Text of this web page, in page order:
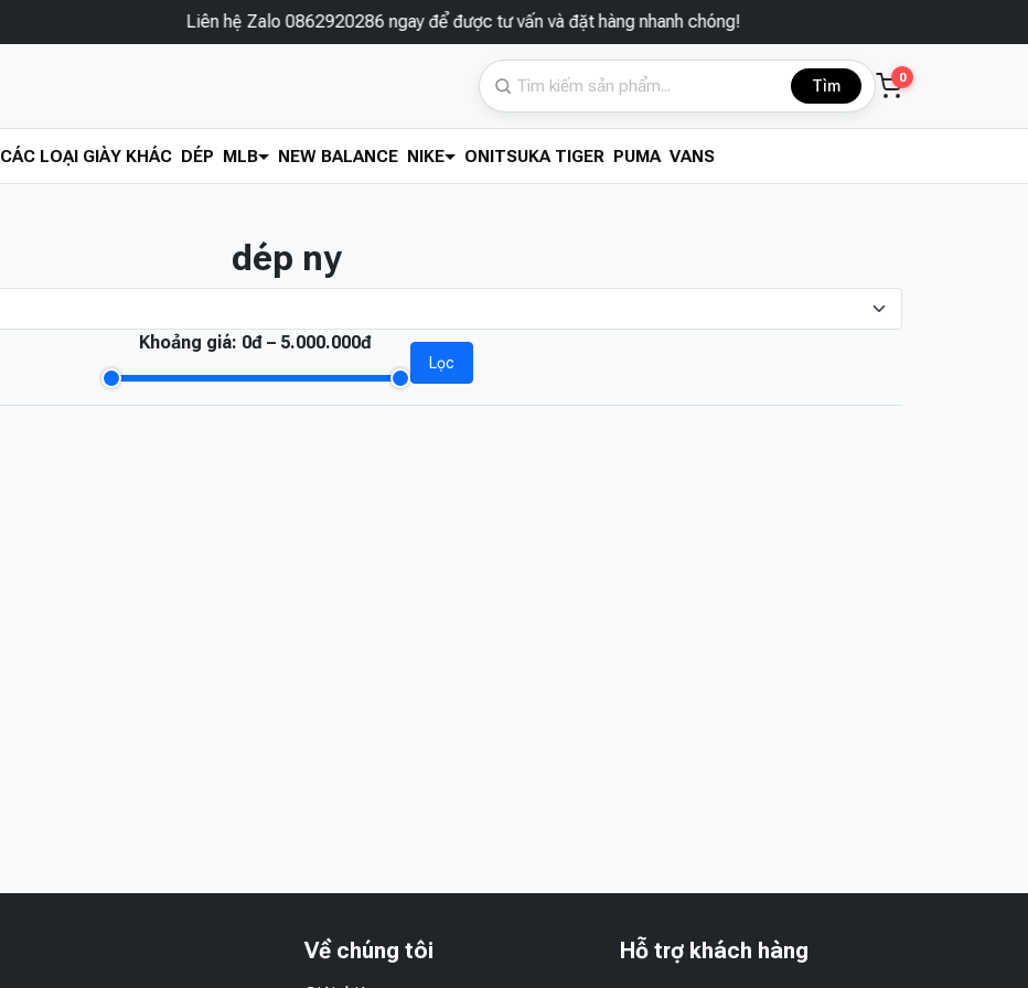
Liên hệ Zalo 0862920286 ngay để được tư vấn và đặt hàng nhanh chóng!
Tìm 0
CÁC LOẠI GIÀY KHÁC DÉP MLB NEW BALANCE NIKE ONITSUKA TIGER PUMA VANS
dép ny
Khoảng giá: 0đ – 5.000.000đ
Lọc
Về chúng tôi Hỗ trợ khách hàng